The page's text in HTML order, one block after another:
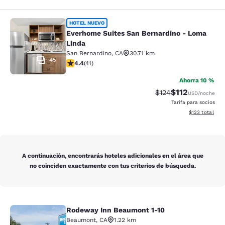
Everhome Suites San Bernardino -
45
HOTEL NUEVO
Everhome Suites San Bernardino - Loma
Linda
San Bernardino, CA
30.71 km
calificación de 4.39 estrellas. Excelente. 41 reseñas
4.4(41)
Ahorra 10 %
Precio tachado:
$124Precio con
$112USD/noche
Tarifa para socios
Ver detalles
$123 total
A continuación, encontrarás hoteles adicionales en el área que
no coinciden exactamente con tus criterios de búsqueda.
Rodeway Inn Beaumont 1-10
Rodeway Inn Beaumont 1-10
Beaumont, CA
1.22 km